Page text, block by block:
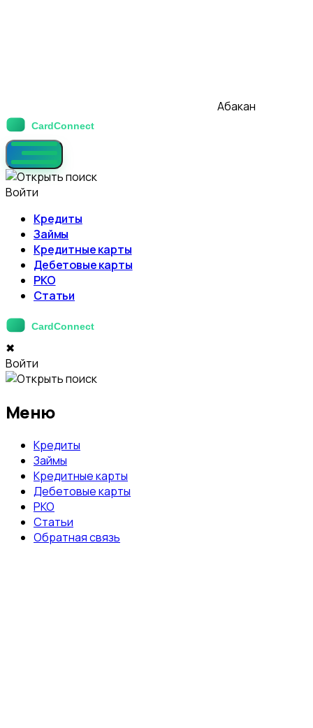
Абакан
Войти
Кредиты
Займы
Кредитные карты
Дебетовые карты
РКО
Статьи
✖
Войти
Меню
Кредиты
Займы
Кредитные карты
Дебетовые карты
РКО
Статьи
Обратная связь